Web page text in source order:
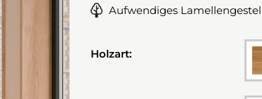
Aufwendiges
Holzart: